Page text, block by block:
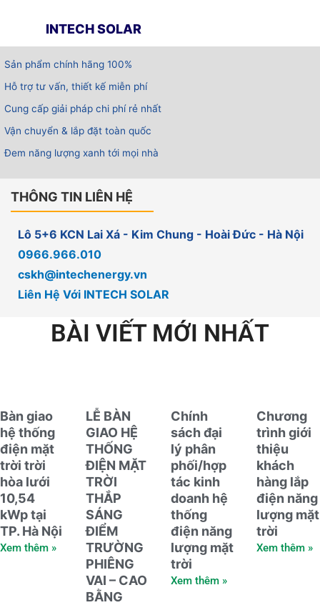
INTECH SOLAR
Sản phẩm chính hãng 100%
Hỗ trợ tư vấn, thiết kế miễn phí
Cung cấp giải pháp chi phí rẻ nhất
Vận chuyển & lắp đặt toàn quốc
Đem năng lượng xanh tới mọi nhà
THÔNG TIN LIÊN HỆ
Lô 5+6 KCN Lai Xá - Kim Chung - Hoài Đức - Hà Nội
0966.966.010
cskh@intechenergy.vn
Liên Hệ Với INTECH SOLAR
BÀI VIẾT MỚI NHẤT
Bàn giao
hệ thống
điện mặt
trời trời
hòa lưới
10,54
kWp tại
TP. Hà Nội
Xem thêm »
LỄ BÀN
GIAO HỆ
THỐNG
ĐIỆN MẶT
TRỜI
THẮP
SÁNG
ĐIỂM
TRƯỜNG
PHIÊNG
VAI – CAO
BẰNG
Chính
sách đại
lý phân
phối/hợp
tác kinh
doanh hệ
thống
điện năng
lượng mặt
trời
Xem thêm »
Chương
trình giới
thiệu
khách
hàng lắp
điện năng
lượng mặt
trời
Xem thêm »